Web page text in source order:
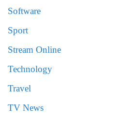
Software
Sport
Stream Online
Technology
Travel
TV News